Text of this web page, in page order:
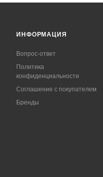
ИНФОРМАЦИЯ
Вопрос-ответ
Политика
конфиденциальности
Соглашение с покупателем
Бренды